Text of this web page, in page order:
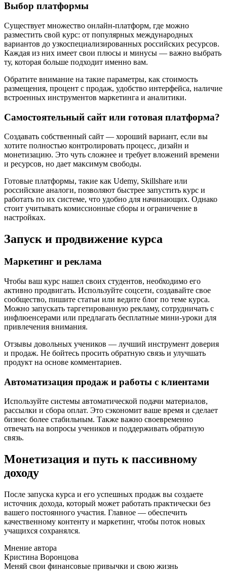
Выбор платформы
Существует множество онлайн-платформ, где можно
разместить свой курс: от популярных международных
вариантов до узкоспециализированных российских ресурсов.
Каждая из них имеет свои плюсы и минусы — важно выбрать
ту, которая больше подходит именно вам.
Обратите внимание на такие параметры, как стоимость
размещения, процент с продаж, удобство интерфейса, наличие
встроенных инструментов маркетинга и аналитики.
Самостоятельный сайт или готовая платформа?
Создавать собственный сайт — хороший вариант, если вы
хотите полностью контролировать процесс, дизайн и
монетизацию. Это чуть сложнее и требует вложений времени
и ресурсов, но дает максимум свободы.
Готовые платформы, такие как Udemy, Skillshare или
российские аналоги, позволяют быстрее запустить курс и
работать по их системе, что удобно для начинающих. Однако
стоит учитывать комиссионные сборы и ограничение в
настройках.
Запуск и продвижение курса
Маркетинг и реклама
Чтобы ваш курс нашел своих студентов, необходимо его
активно продвигать. Используйте соцсети, создавайте свое
сообщество, пишите статьи или ведите блог по теме курса.
Можно запускать таргетированную рекламу, сотрудничать с
инфлюенсерами или предлагать бесплатные мини-уроки для
привлечения внимания.
Отзывы довольных учеников — лучший инструмент доверия
и продаж. Не бойтесь просить обратную связь и улучшать
продукт на основе комментариев.
Автоматизация продаж и работы с клиентами
Используйте системы автоматической подачи материалов,
рассылки и сбора оплат. Это сэкономит ваше время и сделает
бизнес более стабильным. Также важно своевременно
отвечать на вопросы учеников и поддерживать обратную
связь.
Монетизация и путь к пассивному
доходу
После запуска курса и его успешных продаж вы создаете
источник дохода, который может работать практически без
вашего постоянного участия. Главное — обеспечить
качественному контенту и маркетинг, чтобы поток новых
учащихся сохранялся.
Мнение автора
Кристина Воронцова
Меняй свои финансовые привычки и свою жизнь